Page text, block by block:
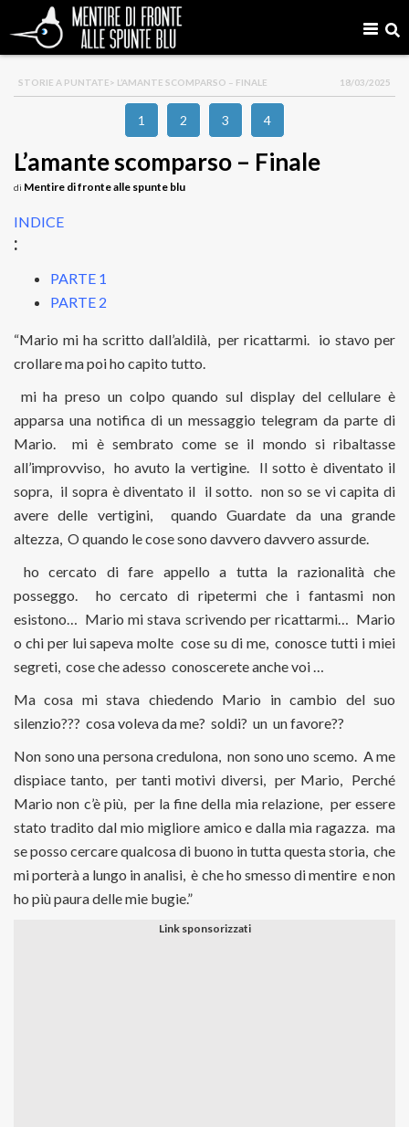
STORIE A PUNTATE> L’AMANTE SCOMPARSO – FINALE 18/03/2025
1 2 3 4
L’amante scomparso – Finale
di Mentire di fronte alle spunte blu
INDICE
:
PARTE 1
PARTE 2
“Mario mi ha scritto dall’aldilà, per ricattarmi. io stavo per
crollare ma poi ho capito tutto.
mi ha preso un colpo quando sul display del cellulare è
apparsa una notifica di un messaggio telegram da parte di
Mario. mi è sembrato come se il mondo si ribaltasse
all’improvviso, ho avuto la vertigine. Il sotto è diventato il
sopra, il sopra è diventato il il sotto. non so se vi capita di
avere delle vertigini, quando Guardate da una grande
altezza, O quando le cose sono davvero davvero assurde.
ho cercato di fare appello a tutta la razionalità che
posseggo. ho cercato di ripetermi che i fantasmi non
esistono… Mario mi stava scrivendo per ricattarmi… Mario
o chi per lui sapeva molte cose su di me, conosce tutti i miei
segreti, cose che adesso conoscerete anche voi …
Ma cosa mi stava chiedendo Mario in cambio del suo
silenzio??? cosa voleva da me? soldi? un un favore??
Non sono una persona credulona, non sono uno scemo. A me
dispiace tanto, per tanti motivi diversi, per Mario, Perché
Mario non c’è più, per la fine della mia relazione, per essere
stato tradito dal mio migliore amico e dalla mia ragazza. ma
se posso cercare qualcosa di buono in tutta questa storia, che
mi porterà a lungo in analisi, è che ho smesso di mentire e non
ho più paura delle mie bugie.”